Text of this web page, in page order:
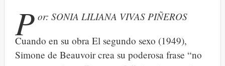
P or: SONIA LILIANA VIVAS PIÑEROS
Cuando en su obra El segundo sexo (1949),
Simone de Beauvoir crea su poderosa frase “no